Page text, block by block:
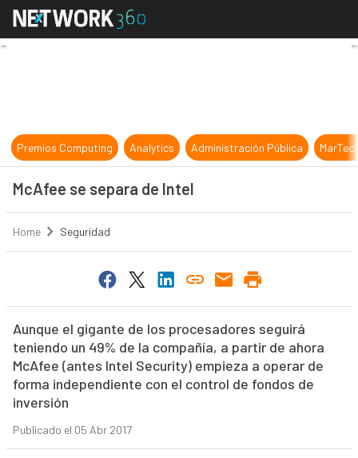
McAfee se separa de Intel
Premios Computing Analytics Administración Pública
McAfee se separa de Intel
Home Seguridad
Aunque el gigante de los procesadores seguirá
teniendo un 49% de la compañía, a partir de ahora
McAfee (antes Intel Security) empieza a operar de
forma independiente con el control de fondos de
inversión
Publicado el 05 Abr 2017